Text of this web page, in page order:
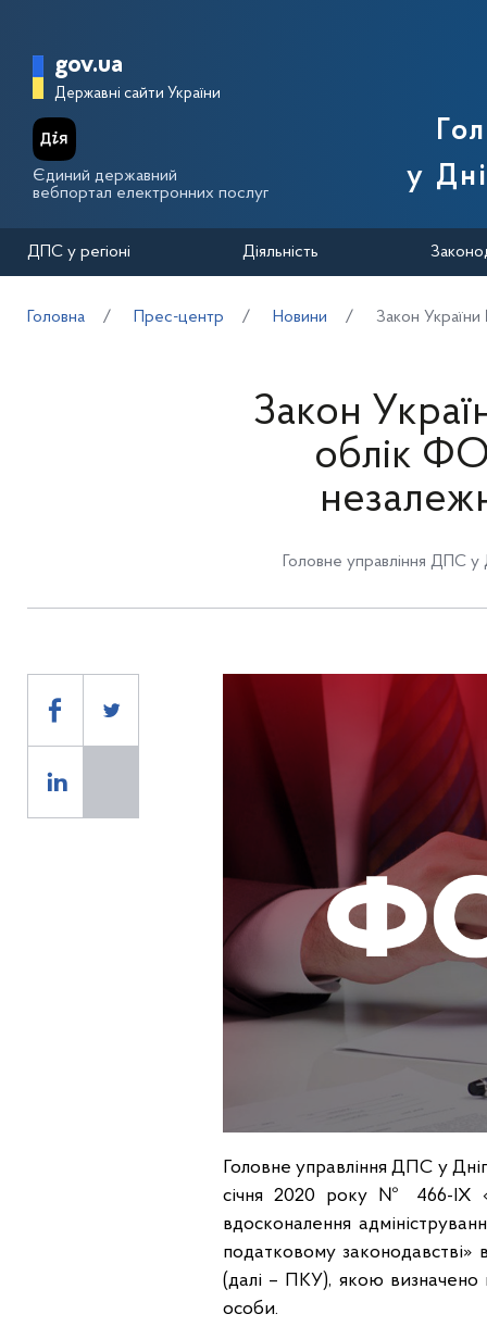
Головна сторінка Державної
gov.ua
Державні сайти України
Єдиний державний
вебпортал електронних послуг
у
ДПС у регіоні Діяльність
Головна Прес-центр Новини Закон
Закон
облік
Головне управління ДПС у
Головне управління ДПС у
січня 2020 року № 466-ІХ
вдосконалення
податковому
(далі – ПКУ), якою визначено
особи.